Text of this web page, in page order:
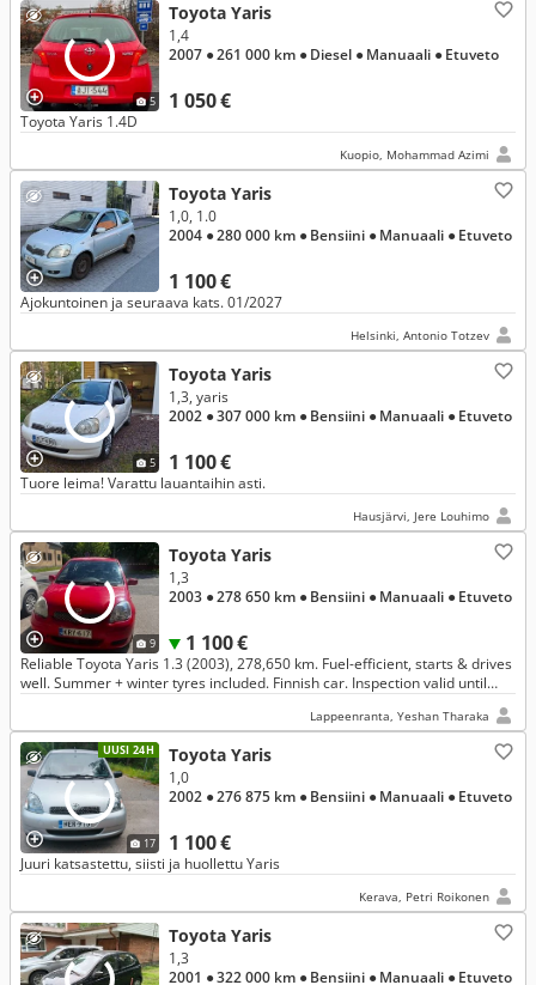
5
Toyota Yaris
1 050 €
1,4
2007 ● 261 000 km ● Diesel ● Manuaali ● Etuveto
Toyota Yaris 1.4D
Kuopio, Mohammad Azimi
Toyota Yaris
1 100 €
1,0, 1.0
2004 ● 280 000 km ● Bensiini ● Manuaali ● Etuveto
Ajokuntoinen ja seuraava kats. 01/2027
Helsinki, Antonio Totzev
5
Toyota Yaris
1 100 €
1,3, yaris
2002 ● 307 000 km ● Bensiini ● Manuaali ● Etuveto
Tuore leima! Varattu lauantaihin asti.
Hausjärvi, Jere Louhimo
9
Toyota Yaris
1 100 €
1,3
2003 ● 278 650 km ● Bensiini ● Manuaali ● Etuveto
Reliable Toyota Yaris 1.3 (2003), 278,650 km. Fuel-efficient, starts & drives
well. Summer + winter tyres included. Finnish car. Inspection valid until
Lappeenranta, Yeshan Tharaka
UUSI 24H
17
Toyota Yaris
1 100 €
1,0
2002 ● 276 875 km ● Bensiini ● Manuaali ● Etuveto
Juuri katsastettu, siisti ja huollettu Yaris
Kerava, Petri Roikonen
Toyota Yaris
1,3
2001 ● 322 000 km ● Bensiini ● Manuaali ● Etuveto